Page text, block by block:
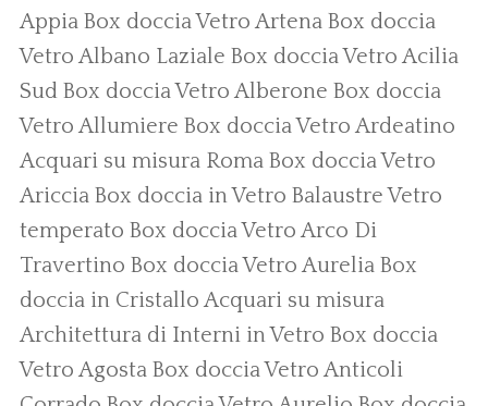
Appia Box doccia Vetro Artena Box doccia
Vetro Albano Laziale Box doccia Vetro Acilia
Sud Box doccia Vetro Alberone Box doccia
Vetro Allumiere Box doccia Vetro Ardeatino
Acquari su misura Roma Box doccia Vetro
Ariccia Box doccia in Vetro Balaustre Vetro
temperato Box doccia Vetro Arco Di
Travertino Box doccia Vetro Aurelia Box
doccia in Cristallo Acquari su misura
Architettura di Interni in Vetro Box doccia
Vetro Agosta Box doccia Vetro Anticoli